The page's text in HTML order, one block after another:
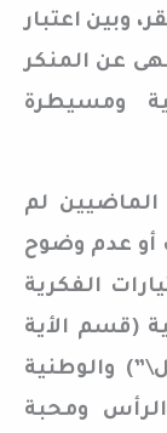
وبين اعتبار
عن المنكر
ومسيطرة
الماضيين لم
أو عدم وضوح
الفكرية
(قسم الأية
والوطنية
ومحبة